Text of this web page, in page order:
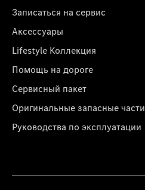
Записаться на сервис
Аксессуары
Lifestyle Коллекция
Помощь на дороге
Сервисный пакет
Оригинальные запасные части
Руководства по эксплуатации